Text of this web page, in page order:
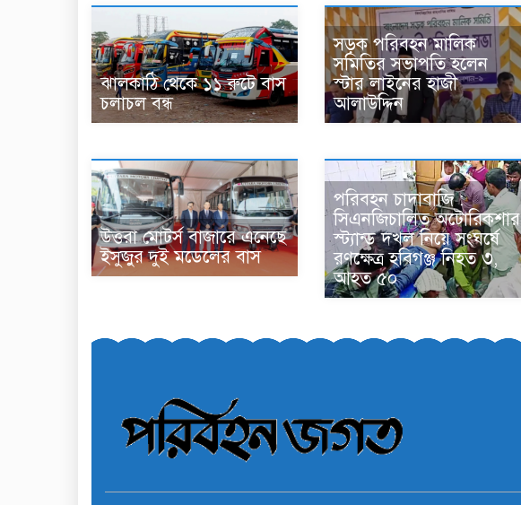
ঝালকাঠি থেকে ১১ রুটে বাস
চলাচল বন্ধ
সড়ক পরিবহন মালিক
সমিতির সভাপতি হলেন
স্টার লাইনের হাজী
আলাউদ্দিন
উত্তরা মোটর্স বাজারে এনেছে
ইসুজুর দুই মডেলের বাস
পরিবহন চাদাবাজি :
সিএনজিচালিত অটোরিকশার
স্ট্যান্ড দখল নিয়ে সংঘর্ষে
রণক্ষেত্র হবিগঞ্জ নিহত ৩,
আহত ৫০